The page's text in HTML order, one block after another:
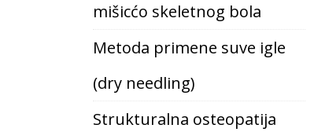
mišicćo skeletnog bola
Metoda primene suve igle
(dry needling)
Strukturalna osteopatija